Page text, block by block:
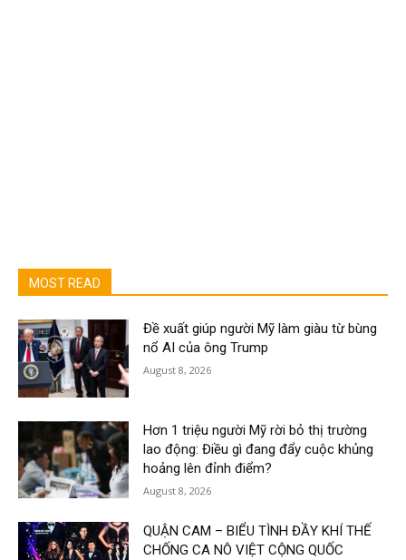
MOST READ
Đề xuất giúp người Mỹ làm giàu từ bùng
nổ AI của ông Trump
August 8, 2026
Hơn 1 triệu người Mỹ rời bỏ thị trường
lao động: Điều gì đang đẩy cuộc khủng
hoảng lên đỉnh điểm?
August 8, 2026
QUẬN CAM – BIỂU TÌNH ĐẦY KHÍ THẾ
CHỐNG CA NÔ VIỆT CỘNG QUỐC